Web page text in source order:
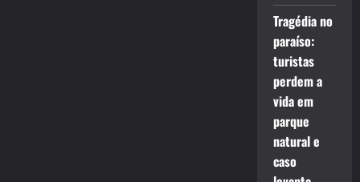
Tragédia no
paraíso:
turistas
perdem a
vida em
parque
natural e
caso